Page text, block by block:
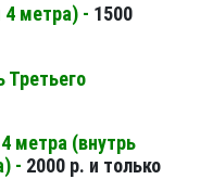
метра) - 1500
Третьего
метра (внутрь
- 2000 р. и только